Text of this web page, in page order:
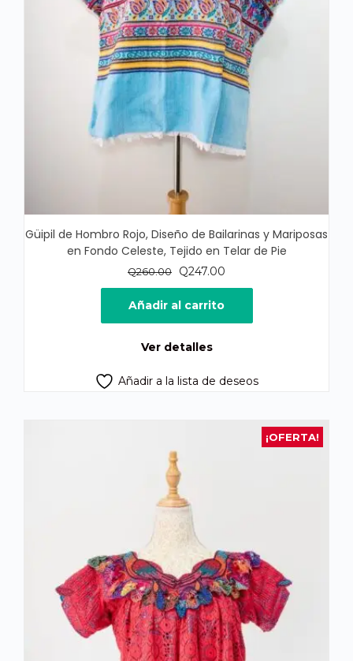
Güipil de Hombro Rojo, Diseño de Bailarinas y Mariposas
en Fondo Celeste, Tejido en Telar de Pie
Q260.00
El
precio
original
era:
Q247.00
precio
es:
Añadir al carrito
Ver detalles
Añadir a la lista de deseos
¡OFERTA!